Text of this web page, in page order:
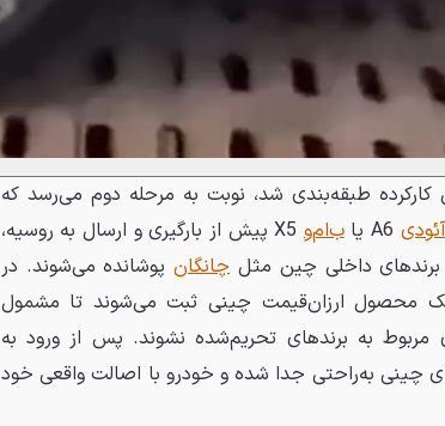
کارکرده طبقه‌بندی شد، نوبت به مرحله دوم می‌رسد که
آئودی ب‌ام‌و
X5 پیش از بارگیری و ارسال به روسیه،
برندهای داخلی چین مثلچانگانپوشانده می‌شوند. در
یک محصول ارزان‌قیمت چینی ثبت می‌شوند تا مشمول
مربوط به برندهای تحریم‌شده نشوند. پس از ورود به
چینی به‌راحتی جدا شده و خودرو با اصالت واقعی خود